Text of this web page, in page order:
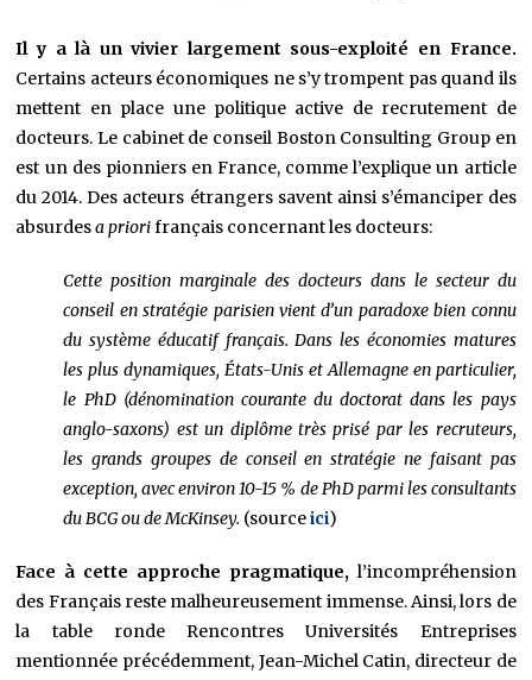
Il y a là un vivier largement sous-exploité en France.
Certains acteurs économiques ne s’y trompent pas quand ils
mettent en place une politique active de recrutement de
docteurs. Le cabinet de conseil Boston Consulting Group en
est un des pionniers en France, comme l’explique un article
du 2014. Des acteurs étrangers savent ainsi s’émanciper des
absurdesa priorifrançais concernant les docteurs:
Cette position marginale des docteurs dans le secteur du
conseil en stratégie parisien vient d’un paradoxe bien connu
du système éducatif français. Dans les économies matures
les plus dynamiques, États-Unis et Allemagne en particulier,
le PhD (dénomination courante du doctorat dans les pays
anglo-saxons) est un diplôme très prisé par les recruteurs,
les grands groupes de conseil en stratégie ne faisant pas
exception, avec environ 10-15 % de PhD parmi les consultants
du BCG ou de McKinsey. (sourceici)
Face à cette approche pragmatique,l’incompréhension
des Français reste malheureusement immense. Ainsi, lors de
la table ronde Rencontres Universités Entreprises
mentionnée précédemment, Jean-Michel Catin, directeur de